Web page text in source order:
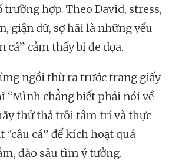
hợp. Theo David, stress,
giận dữ, sợ hãi là những yếu
cá” cảm thấy bị đe dọa.
ngồi thừ ra trước trang giấy
“Mình chẳng biết phải nói về
thử thả trôi tâm trí và thực
“câu cá” để kích hoạt quá
đào sâu tìm ý tưởng.